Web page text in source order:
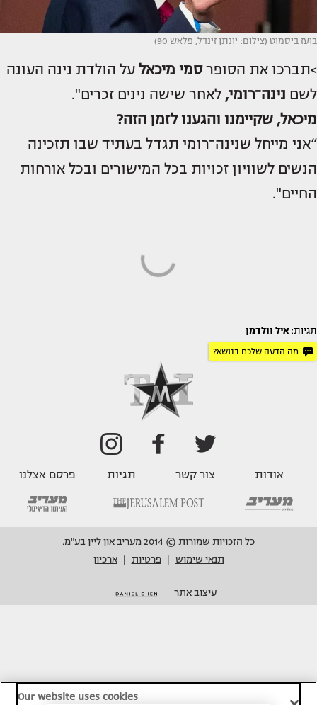
בועז ביסמוט (צילום: יונתן זינדל, פלאש 90)
>תברכו את הסופרסמי מיכאל על הולדת נינה העונה
לשם נינה־רומי, לאחר שישה נינים זכרים".
מיכאל, שקיימנו והגענו לזמן הזה?
“אני מייחל שנינה־רומי תגדל בעתיד שבו תזכינה
הנשים לשוויון זכויות בכל המישורים ובכל אורחות
החיים".
תגיות: איל וולדמן
מה הדעה שלכם בנושא?
אודות צור קשר תגיות פרסם אצלנו
כל הזכויות שמורות © 2014 מעריב און ליין בע"מ.
תנאי שימוש
פרטיות ארכיון
עיצוב אתר
Our website uses cookies